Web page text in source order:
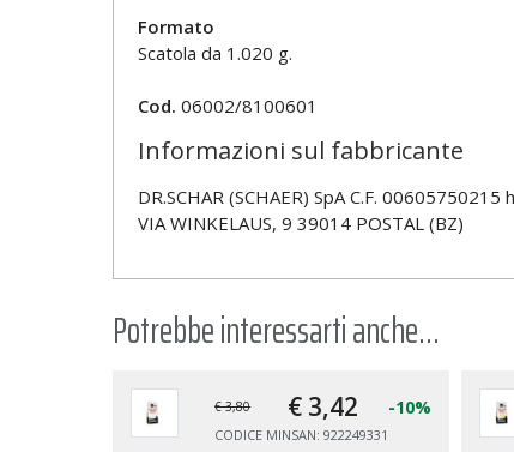
Formato
Scatola da 1.020 g.
Cod. 06002/8100601
Informazioni sul fabbricante
DR.SCHAR (SCHAER) SpA C.F.
VIA WINKELAUS, 9 39014 POSTAL (BZ)
Potrebbe interessarti anche...
€ 3,80 € 3,42 -10%
CODICE MINSAN: 922249331